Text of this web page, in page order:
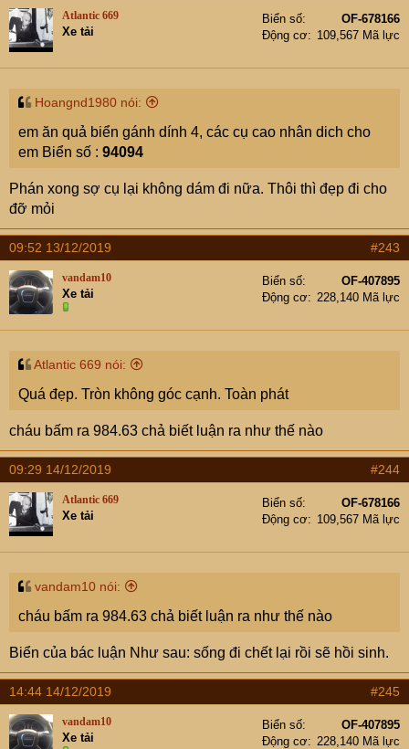
Atlantic 669
Xe tải
Biển số
OF-678166
Động cơ
109,567 Mã lực
Hoangnd1980 nói:
em ăn quả biển gánh dính 4, các cụ cao nhân dich cho
em Biển số : 94094
Phán xong sợ cụ lại không dám đi nữa. Thôi thì đẹp đi cho
đỡ mỏi
09:52 13/12/2019 #243
vandam10
Xe tải
Biển số
OF-407895
Động cơ
228,140 Mã lực
Atlantic 669 nói:
Quá đẹp. Tròn không góc cạnh. Toàn phát
cháu bấm ra 984.63 chả biết luận ra như thế nào
09:29 14/12/2019 #244
Atlantic 669
Xe tải
Biển số
OF-678166
Động cơ
109,567 Mã lực
vandam10 nói:
cháu bấm ra 984.63 chả biết luận ra như thế nào
Biển của bác luận Như sau: sống đi chết lại rồi sẽ hồi sinh.
14:44 14/12/2019 #245
vandam10
Xe tải
Biển số
OF-407895
Động cơ
228,140 Mã lực